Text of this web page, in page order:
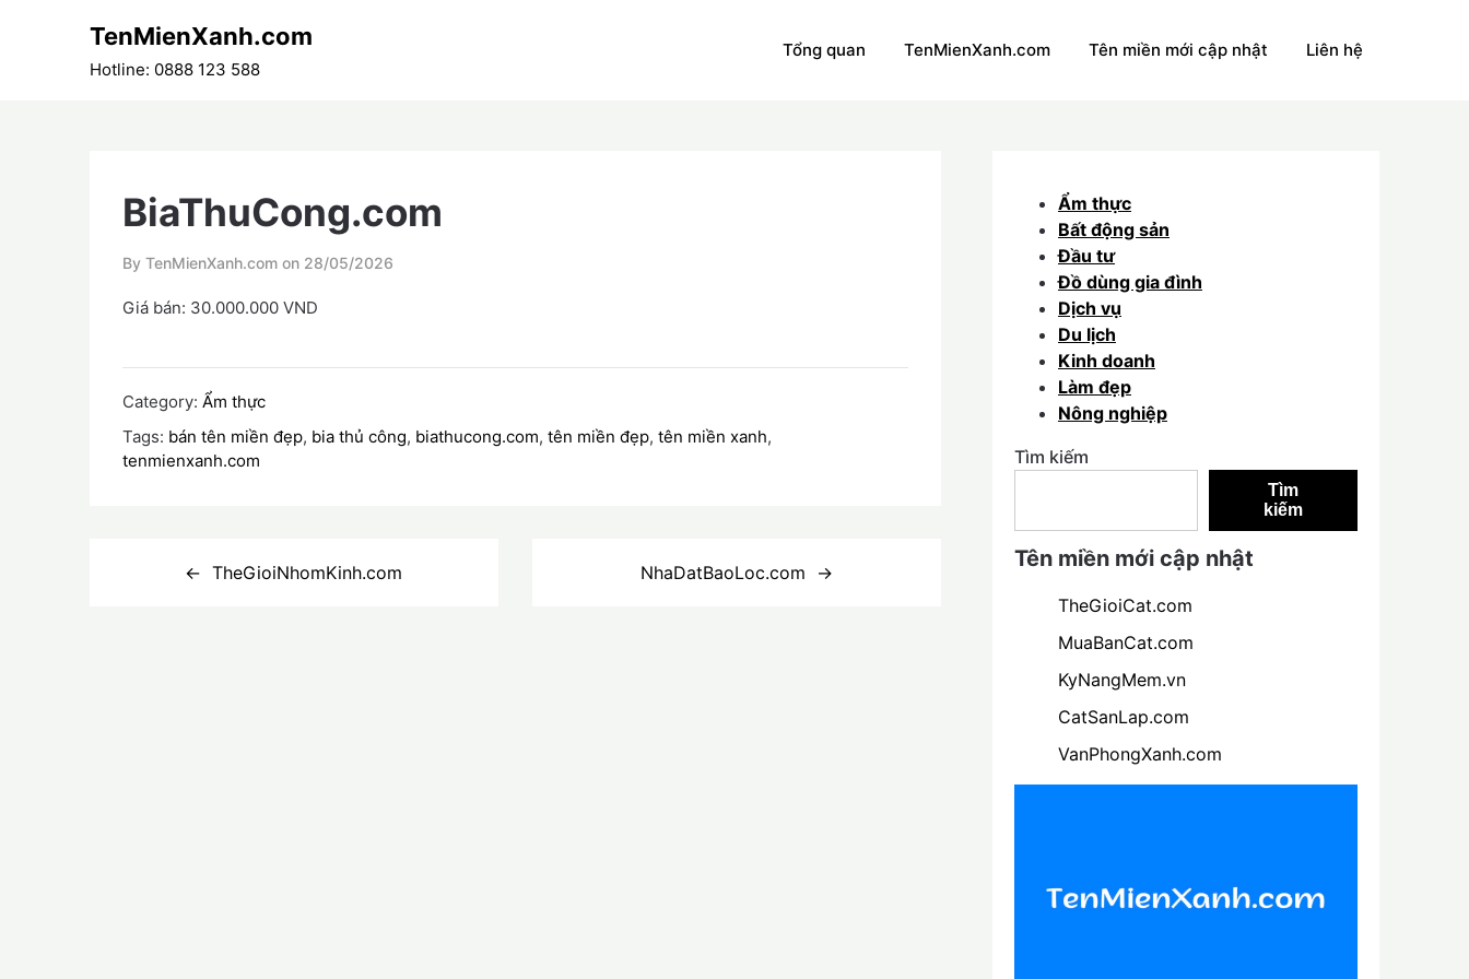
TenMienXanh.com
Hotline: 0888 123 588
Tổng quan TenMienXanh.com Tên miền mới cập nhật Liên hệ
BiaThuCong.com
By TenMienXanh.com on 28/05/2026
Giá bán: 30.000.000 VND
Category: Ẩm thực
Tags: bán tên miền đẹp, bia thủ công, biathucong.com, tên miền đẹp, tên miền xanh,
tenmienxanh.com
TheGioiNhomKinh.com NhaDatBaoLoc.com
Ẩm thực
Bất động sản
Đầu tư
Đồ dùng gia đình
Dịch vụ
Du lịch
Kinh doanh
Làm đẹp
Nông nghiệp
Tìm kiếm
Tìm
kiếm
Tên miền mới cập nhật
TheGioiCat.com
MuaBanCat.com
KyNangMem.vn
CatSanLap.com
VanPhongXanh.com